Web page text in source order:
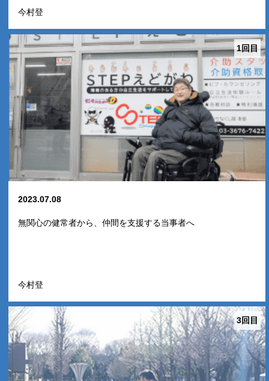
今村登
1回目
2023.07.08
無関心の健常者から、仲間を支援する当事者へ
今村登
3回目